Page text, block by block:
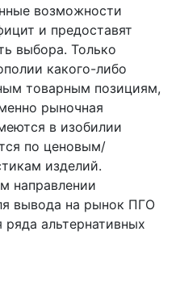
возможности
и предоставят
выбора. Только
какого-либо
товарным позициям,
рыночная
в изобилии
по ценовым/
изделий.
направлении
вывода на рынок ПГО
альтернативных